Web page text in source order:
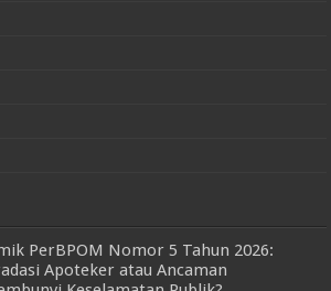
PerBPOM Nomor 5 Tahun 2026:
Apoteker atau Ancaman